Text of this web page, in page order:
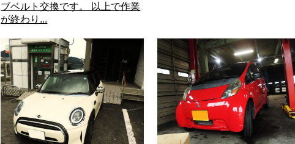
ブベルト交換です。 以上で作業
が終わり...